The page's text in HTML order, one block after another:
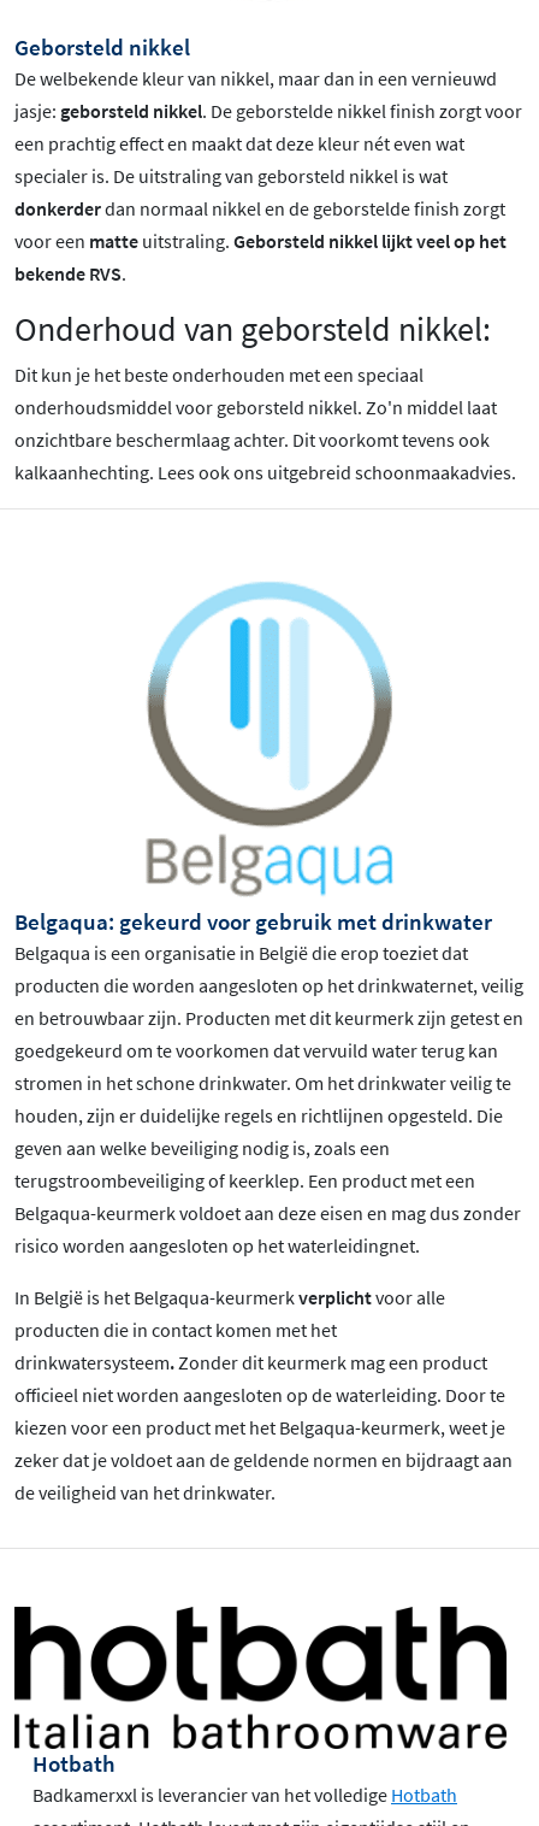
Geborsteld nikkel
De welbekende kleur van nikkel, maar dan in een vernieuwd
jasje: geborsteld nikkel. De geborstelde nikkel finish zorgt voor
een prachtig effect en maakt dat deze kleur nét even wat
specialer is. De uitstraling van geborsteld nikkel is wat
donkerderdan normaal nikkel en de geborstelde finish zorgt
voor een matte uitstraling. Geborsteld nikkel lijkt veel op het
bekende RVS.
Onderhoud van geborsteld nikkel:
Dit kun je het beste onderhouden met een speciaal
onderhoudsmiddel voor geborsteld nikkel. Zo'n middel laat
onzichtbare beschermlaag achter. Dit voorkomt tevens ook
kalkaanhechting. Lees ook ons uitgebreid schoonmaakadvies.
Belgaqua: gekeurd voor gebruik met drinkwater
Belgaqua is een organisatie in België die erop toeziet dat
producten die worden aangesloten op het drinkwaternet, veilig
en betrouwbaar zijn. Producten met dit keurmerk zijn getest en
goedgekeurd om te voorkomen dat vervuild water terug kan
stromen in het schone drinkwater. Om het drinkwater veilig te
houden, zijn er duidelijke regels en richtlijnen opgesteld. Die
geven aan welke beveiliging nodig is, zoals een
terugstroombeveiliging of keerklep. Een product met een
Belgaqua-keurmerk voldoet aan deze eisen en mag dus zonder
risico worden aangesloten op het waterleidingnet.
In België is het Belgaqua-keurmerkverplichtvoor alle
producten die in contact komen met het
drinkwatersysteem. Zonder dit keurmerk mag een product
officieel niet worden aangesloten op de waterleiding. Door te
kiezen voor een product met het Belgaqua-keurmerk, weet je
zeker dat je voldoet aan de geldende normen en bijdraagt aan
de veiligheid van het drinkwater.
Hotbath
Badkamerxxl is leverancier van het volledige Hotbath